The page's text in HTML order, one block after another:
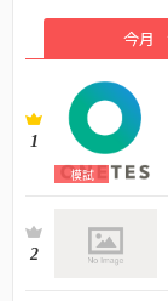
今月
1
模試
2